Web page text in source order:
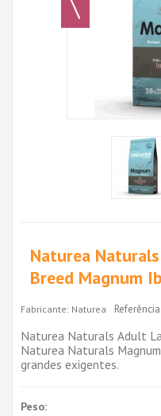
Naturea
Breed Magnum
Fabricante: Naturea Referência:
Naturea Naturals Adult
Naturea Naturals
grandes exigentes.
Peso: